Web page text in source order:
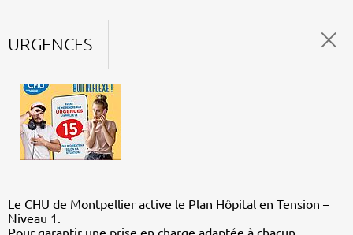
URGENCES
Le CHU de Montpellier active le Plan Hôpital en Tension –
Niveau 1.